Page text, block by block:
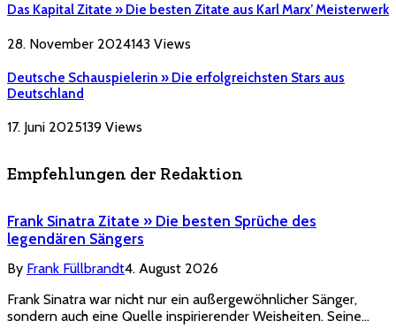
Das Kapital Zitate » Die besten Zitate aus Karl Marx’ Meisterwerk
28. November 2024143 Views
Deutsche Schauspielerin » Die erfolgreichsten Stars aus
Deutschland
17. Juni 2025139 Views
Empfehlungen der Redaktion
Frank Sinatra Zitate » Die besten Sprüche des
legendären Sängers
By Frank Füllbrandt4. August 2026
Frank Sinatra war nicht nur ein außergewöhnlicher Sänger,
sondern auch eine Quelle inspirierender Weisheiten. Seine…